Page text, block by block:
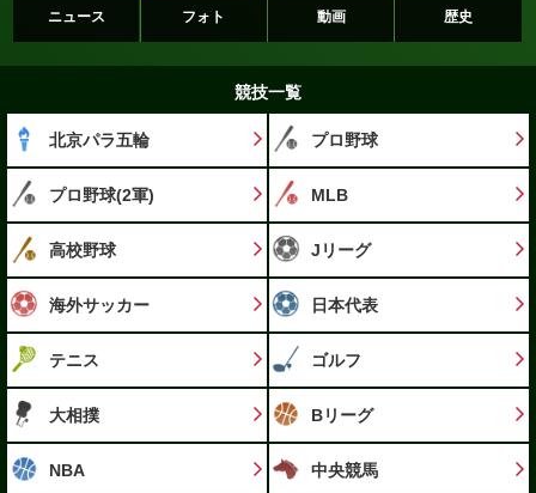
ニュース フォト 動画 歴史
競技一覧
北京パラ五輪 プロ野球
プロ野球(2軍) MLB
高校野球 Jリーグ
海外サッカー 日本代表
テニス ゴルフ
大相撲 Bリーグ
NBA 中央競馬